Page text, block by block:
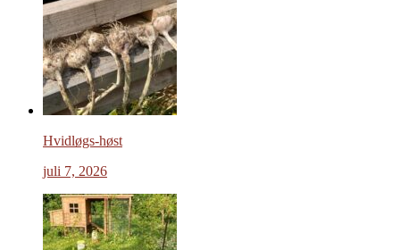
Hvidløgs-høst
juli 7, 2026